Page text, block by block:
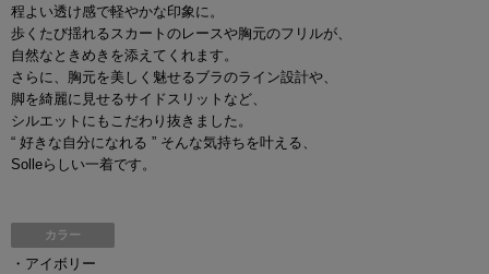
程よい透け感で軽やかな印象に。
歩くたび揺れるスカートのレースや胸元のフリルが、
自然なときめきを添えてくれます。
さらに、胸元を美しく魅せるブラのライン設計や、
脚を綺麗に見せるサイドスリットなど、
シルエットにもこだわり抜きました。
“ 好きな自分になれる ” そんな気持ちを叶える、
Solleらしい一着です。
カラー
・アイボリー